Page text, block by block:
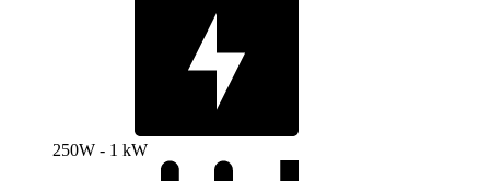
250W - 1 kW